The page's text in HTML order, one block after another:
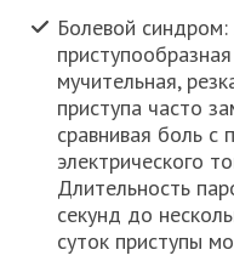
Болевой
мучительная,
приступа часто
сравнивая боль
электрического
Длительность
секунд до
суток приступы